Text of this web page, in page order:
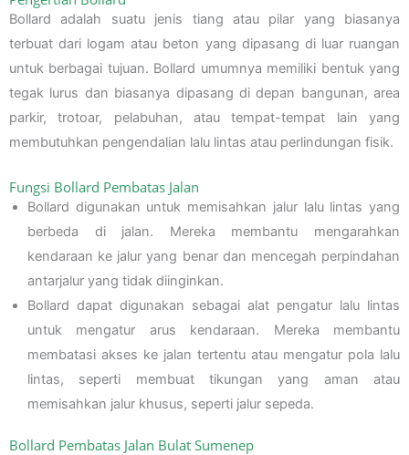
Bollard adalah suatu jenis tiang atau pilar yang biasanya
terbuat dari logam atau beton yang dipasang di luar ruangan
untuk berbagai tujuan. Bollard umumnya memiliki bentuk yang
tegak lurus dan biasanya dipasang di depan bangunan, area
parkir, trotoar, pelabuhan, atau tempat-tempat lain yang
membutuhkan pengendalian lalu lintas atau perlindungan fisik.
Fungsi Bollard Pembatas Jalan
Bollard digunakan untuk memisahkan jalur lalu lintas yang
berbeda di jalan. Mereka membantu mengarahkan
kendaraan ke jalur yang benar dan mencegah perpindahan
antarjalur yang tidak diinginkan.
Bollard dapat digunakan sebagai alat pengatur lalu lintas
untuk mengatur arus kendaraan. Mereka membantu
membatasi akses ke jalan tertentu atau mengatur pola lalu
lintas, seperti membuat tikungan yang aman atau
memisahkan jalur khusus, seperti jalur sepeda.
Bollard Pembatas Jalan Bulat Sumenep